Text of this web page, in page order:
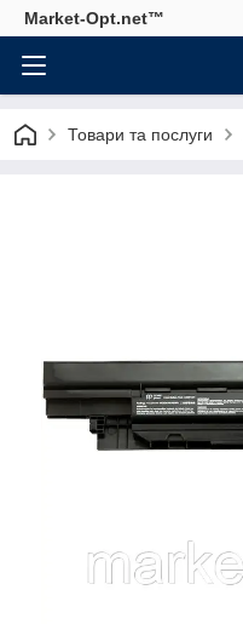
Market-Opt.net™
Товари та послуги